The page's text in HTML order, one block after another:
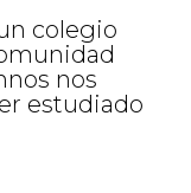
colegio
nos
estudiado